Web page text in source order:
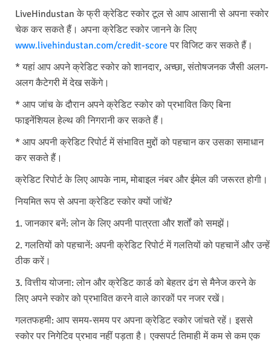
LiveHindustan के फ्री क्रेडिट स्कोर टूल से आप आसानी से अपना स्कोर
चेक कर सकते हैं। अपना क्रेडिट स्कोर जानने के लिए
www.livehindustan.com/credit-scoreपर विजिट कर सकते हैं।
* यहां आप अपने क्रेडिट स्कोर को शानदार, अच्छा, संतोषजनक जैसी अलग-
अलग कैटेगरी में देख सकेंगे।
* आप जांच के दौरान अपने क्रेडिट स्कोर को प्रभावित किए बिना
फाइनेंशियल हेल्थ की निगरानी कर सकते हैं।
* आप अपनी क्रेडिट रिपोर्ट में संभावित मुद्दों को पहचान कर उसका समाधान
कर सकते हैं।
क्रेडिट रिपोर्ट के लिए आपके नाम, मोबाइल नंबर और ईमेल की जरूरत होगी।
नियमित रूप से अपना क्रेडिट स्कोर क्यों जांचें?
1. जानकार बनें: लोन के लिए अपनी पात्रता और शर्तों को समझें।
2. गलतियों को पहचानें: अपनी क्रेडिट रिपोर्ट में गलतियों को पहचानें और उन्हें
ठीक करें।
3. वित्तीय योजना: लोन और क्रेडिट कार्ड को बेहतर ढंग से मैनेज करने के
लिए अपने स्कोर को प्रभावित करने वाले कारकों पर नजर रखें।
गलतफहमी: आप समय-समय पर अपना क्रेडिट स्कोर जांचते रहें। इससे
स्कोर पर निगेटिव प्रभाव नहीं पड़ता है। एक्सपर्ट तिमाही में कम से कम एक